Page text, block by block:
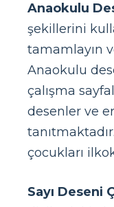
Anaokulu
şekillerini
tamamlayın
Anaokulu
çalışma
desenler ve
çocukları
Sayı Deseni